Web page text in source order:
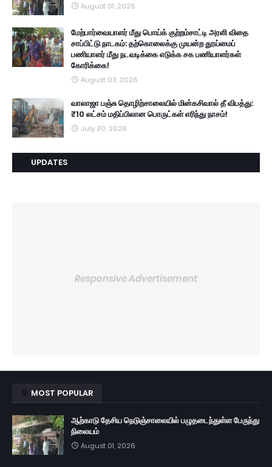
August 01, 2026
மேற்பார்வையாளர் மீது பொய்க் குற்றம்சாட்டி அரளி விதை
சாப்பிட்டு நாடகம்: தற்கொலைக்கு முயன்ற தூய்மைப்
பணியாளர் மீது நடவடிக்கை எடுக்க சக பணியாளர்கள்
கோரிக்கை!
August 03, 2026
வாலாஜா பஞ்சு தொழிற்சாலையில் மின்கசிவால் தீ விபத்து:
₹10 லட்சம் மதிப்பிலான பொருட்கள் எரிந்து நாசம்!
July 30, 2026
UPDATES
Responsive Advertisement
MOST POPULAR
ஆற்காடு தேசிய நெடுஞ்சாலையில் பழுதடைந்துள்ள பேருந்து
நிலையம்
August 01, 2026